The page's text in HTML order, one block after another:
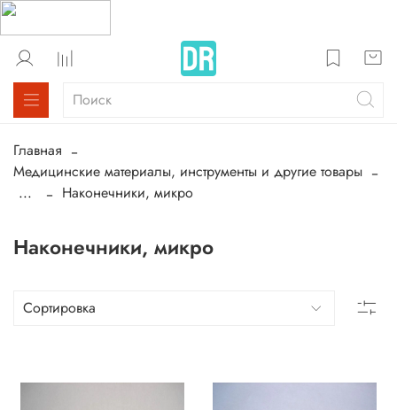
Главная
Медицинские материалы, инструменты и другие товары
...
Наконечники, микро
Наконечники, микро